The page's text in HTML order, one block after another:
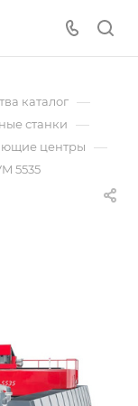
каталог —
станки —
центры —
5535